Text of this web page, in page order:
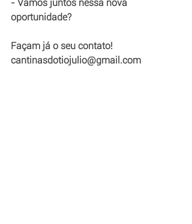
- Vamos juntos nessa nova
oportunidade?
Façam já o seu contato!
cantinasdotiojulio@gmail.com